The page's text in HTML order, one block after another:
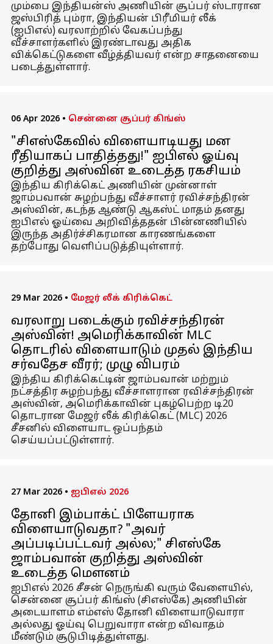
மும்பை இந்தியன்ஸ் அணியின் சூப்பர் ஸ்டாரான
ஜஸ்பிரித் பும்ரா, இந்தியன் பிரீமியர் லீக்
(ஐபிஎல்) வரலாற்றில் வேகப்பந்து
வீச்சாளர்களில் இரண்டாவது அதிக
விக்கெட்டுகளை வீழ்த்தியவர் என்ற சாதனையை
படைத்துள்ளார்.
06 Apr 2026 • சென்னை சூப்பர் கிங்ஸ்
"சிஎஸ்கேவில் விளையாடியது மன
ரீதியாகப் பாதித்தது!" ஐபிஎல் ஓய்வு
குறித்து அஸ்வின் உடைத்த ரகசியம்
இந்திய கிரிக்கெட் அணியின் முன்னாள்
ஜாம்பவான் சுழற்பந்து வீச்சாளர் ரவிச்சந்திரன்
அஸ்வின், கடந்த ஆண்டு ஆகஸ்ட் மாதம் தனது
ஐபிஎல் ஓய்வை அறிவித்ததன் பின்னணியில்
இருந்த அதிர்ச்சிகரமான காரணங்களை
தற்போது வெளிப்படுத்தியுள்ளார்.
29 Mar 2026 • மேஜர் லீக் கிரிக்கெட்
வரலாறு படைக்கும் ரவிச்சந்திரன்
அஸ்வின்! அமெரிக்காவின் MLC
தொடரில் விளையாடும் முதல் இந்திய
சர்வதேச வீரர்; முழு விபரம்
இந்திய கிரிக்கெட்டின் ஜாம்பவான் மற்றும்
நட்சத்திர சுழற்பந்து வீச்சாளரான ரவிச்சந்திரன்
அஸ்வின், அமெரிக்காவின் புகழ்பெற்ற டி20
தொடரான மேஜர் லீக் கிரிக்கெட் (MLC) 2026
சீசனில் விளையாட ஒப்பந்தம்
செய்யப்பட்டுள்ளார்.
27 Mar 2026 • ஐபிஎல் 2026
தோனி இம்பாக்ட் பிளேயராக
விளையாடுவதா? "அவர்
அப்படிப்பட்டவர் அல்ல;" சிஎஸ்கே
ஜாம்பவான் குறித்து அஸ்வின்
உடைத்த மௌனம்
ஐபிஎல் 2026 சீசன் நெருங்கி வரும் வேளையில்,
சென்னை சூப்பர் கிங்ஸ் (சிஎஸ்கே) அணியின்
அடையாளம் எம்எஸ் தோனி விளையாடுவாரா
அல்லது ஓய்வு பெறுவாரா என்ற விவாதம்
மீண்டும் சூடுபிடித்துள்ளது.